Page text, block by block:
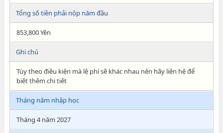
Tổng số tiền phải nộp năm đầu
853,800 Yên
Ghi chú
Tùy theo điều kiện mà lệ phí sẽ khác nhau nên hãy liện hệ để
biết thêm chi tiết
Tháng năm nhập học
Tháng 4 năm 2027